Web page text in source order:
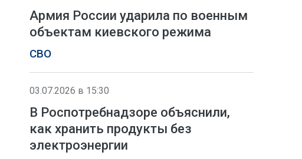
Армия России ударила по военным
объектам киевского режима
СВО
03.07.2026 в 15:30
В Роспотребнадзоре объяснили,
как хранить продукты без
электроэнергии